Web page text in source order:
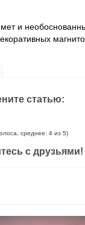
и
статью:
среднее: 4 из 5)
с друзьями!